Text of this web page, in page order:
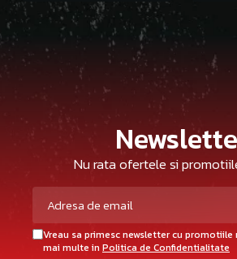
Nu rata ofertele si
Vreau sa primesc newsletter cu promotiile
mai multe in Politica de Confidentialitate